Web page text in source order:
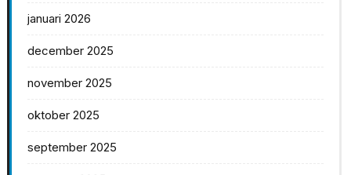
januari 2026
december 2025
november 2025
oktober 2025
september 2025